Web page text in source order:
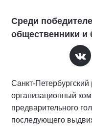
Среди
общественники и
Санкт-
организационный
предварительного
последующего